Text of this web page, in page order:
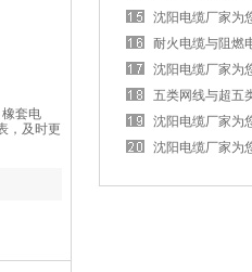
套电
，及时更
知识
沈阳电缆厂家为
耐火电缆与阻燃
沈阳电缆厂家为
五类网线与超五
沈阳电缆厂家为
知识
沈阳电缆厂家为